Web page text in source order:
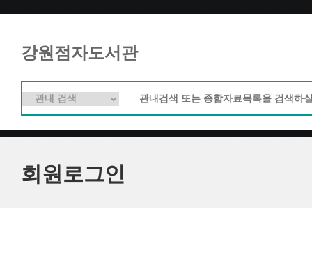
강원점자도서관
회원로그인